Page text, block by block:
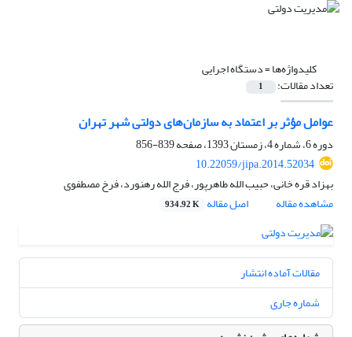
کلیدواژه‌ها =دستگاه اجرایی
تعداد مقالات: 1
عوامل مؤثر بر اعتماد به سازمان‌های دولتی شهر تهران
دوره 6، شماره 4، زمستان 1393، صفحه
839-856
10.22059/jipa.2014.52034
بهزاد قره خانی، حبیب الله طاهرپور، فرج الله رهنورد، فرخ مصطفوی
مشاهده مقاله
اصل مقاله 934.92 K
مقالات آماده انتشار
شماره جاری